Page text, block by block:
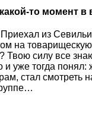
то момент в
из
на
силу все
уже тогда
стал смотреть